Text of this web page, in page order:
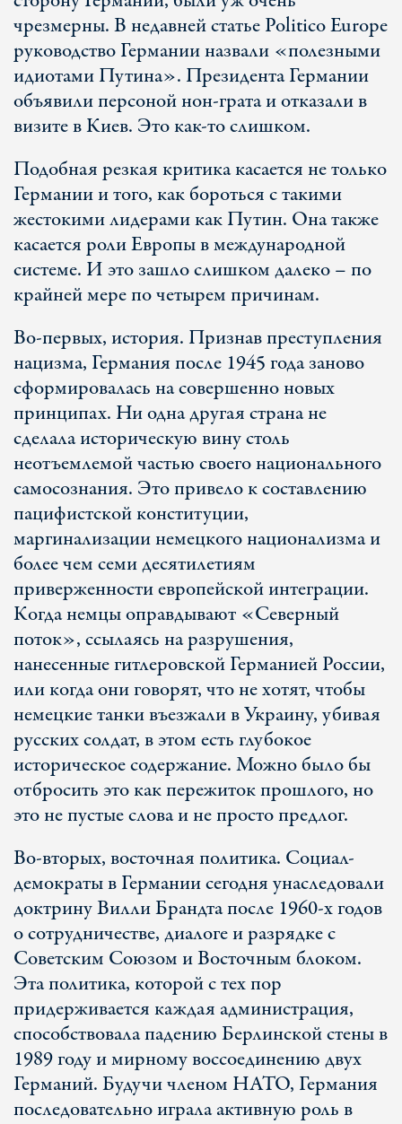
чрезмерны. В недавней статье Politico Europe
руководство Германии назвали «полезными
идиотами Путина». Президента Германии
объявили персоной нон-грата и отказали в
визите в Киев. Это как-то слишком.
Подобная резкая критика касается не только
Германии и того, как бороться с такими
жестокими лидерами как Путин. Она также
касается роли Европы в международной
системе. И это зашло слишком далеко – по
крайней мере по четырем причинам.
Во-первых, история. Признав преступления
нацизма, Германия после 1945 года заново
сформировалась на совершенно новых
принципах. Ни одна другая страна не
сделала историческую вину столь
неотъемлемой частью своего национального
самосознания. Это привело к составлению
пацифистской конституции,
маргинализации немецкого национализма и
более чем семи десятилетиям
приверженности европейской интеграции.
Когда немцы оправдывают «Северный
поток», ссылаясь на разрушения,
нанесенные гитлеровской Германией России,
или когда они говорят, что не хотят, чтобы
немецкие танки въезжали в Украину, убивая
русских солдат, в этом есть глубокое
историческое содержание. Можно было бы
отбросить это как пережиток прошлого, но
это не пустые слова и не просто предлог.
Во-вторых, восточная политика. Социал-
демократы в Германии сегодня унаследовали
доктрину Вилли Брандта после 1960-х годов
о сотрудничестве, диалоге и разрядке с
Советским Союзом и Восточным блоком.
Эта политика, которой с тех пор
придерживается каждая администрация,
способствовала падению Берлинской стены в
1989 году и мирному воссоединению двух
Германий. Будучи членом НАТО, Германия
последовательно играла активную роль в